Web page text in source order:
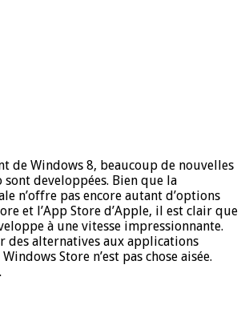
de Windows 8, beaucoup de nouvelles
developpées. Bien que la
n’offre pas encore autant d’options
et l’App Store d’Apple, il est clair que
à une vitesse impressionnante.
des alternatives aux applications
Store n’est pas chose aisée.